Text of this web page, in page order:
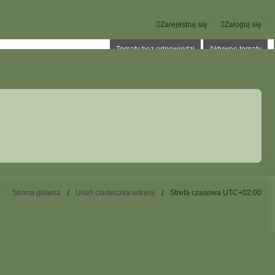
Zaloguj się
Zarejestruj się
Tematy bez odpowiedzi Aktywne tematy
Strona główna Usuń ciasteczka witryny Strefa czasowa UTC+02:00